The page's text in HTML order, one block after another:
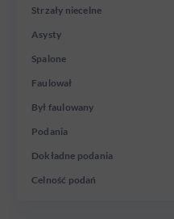
Strzały niecelne
Asysty
Spalone
Faulował
Był faulowany
Podania
Dokładne podania
Celność podań